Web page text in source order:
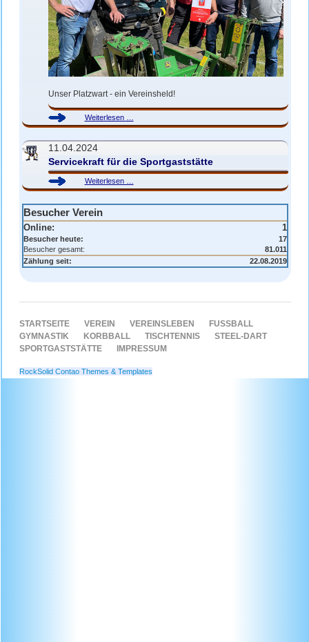
Unser Platzwart - ein Vereinsheld!
Weiterlesen …
K.
11.04.2024
Servicekraft für die Sportgaststätte
Weiterlesen …
für
Besucher Verein
Online: 1
Besucher heute:
17
Besucher gesamt:
81.011
Zählung seit:
22.08.2019
NAVIGATION
ÜBERSPRINGEN
STARTSEITE VEREIN VEREINSLEBEN
FUSSBALL
GYMNASTIK
KORBBALL TISCHTENNIS
STEEL-DART
SPORTGASTSTÄTTE
IMPRESSUM
RockSolid Contao Themes & Templates